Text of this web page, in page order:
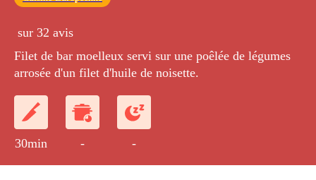
sur 32 avis
Filet de bar moelleux servi sur une poêlée de légumes
arrosée d'un filet d'huile de noisette.
30min - -